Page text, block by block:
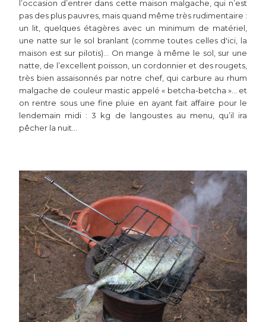
l’occasion d’entrer dans cette maison malgache, qui n’est
pas des plus pauvres, mais quand même très rudimentaire :
un lit, quelques étagères avec un minimum de matériel,
une natte sur le sol branlant (comme toutes celles d'ici, la
maison est sur pilotis)... On mange à même le sol, sur une
natte, de l’excellent poisson, un cordonnier et des rougets,
très bien assaisonnés par notre chef, qui carbure au rhum
malgache de couleur mastic appelé « betcha-betcha »... et
on rentre sous une fine pluie en ayant fait affaire pour le
lendemain midi : 3 kg de langoustes au menu, qu’il ira
pêcher la nuit...